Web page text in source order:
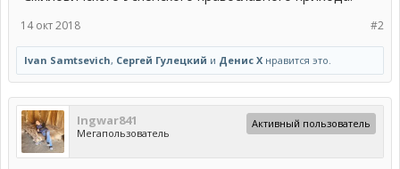
#2
14 окт 2018
Ivan Samtsevich, Сергей Гулецкий и Денис Х нравится это.
Ingwar841
Мегапользователь
Активный пользователь